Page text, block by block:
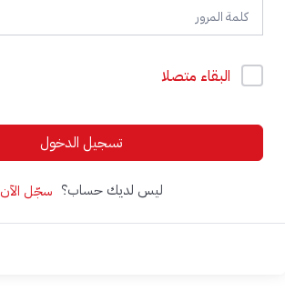
البقاء متصلا
تسجيل الدخول
ليس لديك حساب؟ سجّل الآن